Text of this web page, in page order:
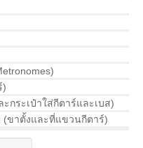
)
กระเป๋าใส่กีตาร์และเบส)
(ขาตั้งและที่แขวนกีตาร์)